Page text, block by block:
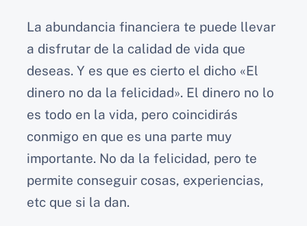
La abundancia financiera te puede llevar
a disfrutar de la calidad de vida que
deseas. Y es que es cierto el dicho «El
dinero no da la felicidad». El dinero no lo
es todo en la vida, pero coincidirás
conmigo en que es una parte muy
importante. No da la felicidad, pero te
permite conseguir cosas, experiencias,
etc que si la dan.